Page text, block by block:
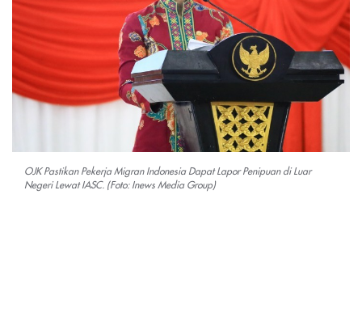
OJK Pastikan Pekerja Migran Indonesia Dapat Lapor Penipuan di Luar
Negeri Lewat IASC. (Foto: Inews Media Group)